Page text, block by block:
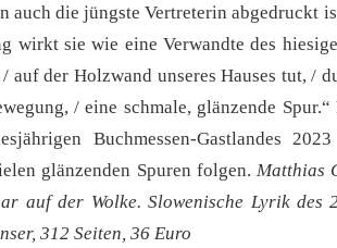
auch die jüngste Vertreterin abgedruckt
wirkt sie wie eine Verwandte des
auf der Holzwand unseres Hauses tut, /
/ eine schmale, glänzende
Buchmessen-Gastlandes
glänzenden Spuren folgen. Matthias
auf der Wolke. Slowenische Lyrik des
312 Seiten, 36 Euro